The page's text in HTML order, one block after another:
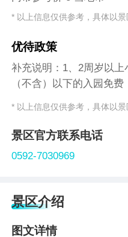
* 以上信息仅供参考，具体以
优待政策
补充说明：1、2周岁以
（不含）以下的入园免
* 以上信息仅供参考，具体以
景区官方联系电话
0592-7030969
景区介绍
图文详情